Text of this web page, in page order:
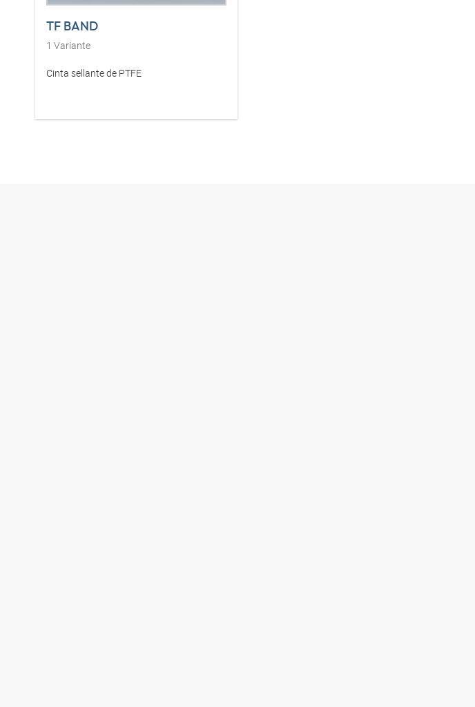
TF BAND
1 Variante
Cinta sellante de PTFE